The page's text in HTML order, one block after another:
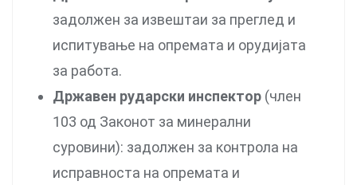
задолжен за извештаи за преглед и
испитување на опремата и орудијата
за работа.
Државен рударски инспектор (член
103 од Законот за минерални
суровини): задолжен за контрола на
исправноста на опремата и